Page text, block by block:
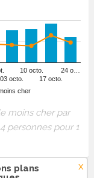
plans
x
cher
03 octo.
10 octo.
17 octo.
24 o…
moins cher par
personnes pour 1